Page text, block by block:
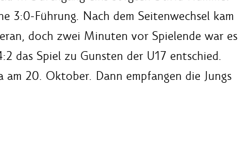
3:0-Führung. Nach dem Seitenwechsel kam
doch zwei Minuten vor Spielende war es
das Spiel zu Gunsten der U17 entschied.
am 20. Oktober. Dann empfangen die Jungs